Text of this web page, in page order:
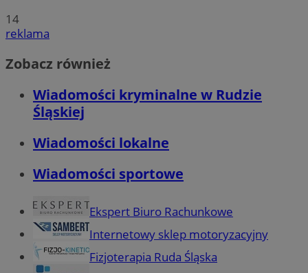
14
reklama
Zobacz również
Wiadomości kryminalne w Rudzie
Śląskiej
Wiadomości lokalne
Wiadomości sportowe
Ekspert Biuro Rachunkowe
Internetowy sklep motoryzacyjny
Fizjoterapia Ruda Śląska